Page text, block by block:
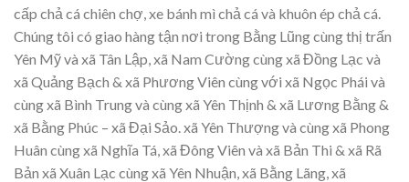
cấp chả cá chiên chợ, xe bánh mì chả cá và khuôn ép chả cá.
Chúng tôi có giao hàng tận nơi trong Bằng Lũng cùng thị trấn
Yên Mỹ và xã Tân Lập, xã Nam Cường cùng xã Đồng Lạc và
xã Quảng Bạch & xã Phương Viên cùng với xã Ngọc Phái và
cùng xã Bình Trung và cùng xã Yên Thịnh & xã Lương Bằng &
xã Bằng Phúc – xã Đại Sảo. xã Yên Thượng và cùng xã Phong
Huân cùng xã Nghĩa Tá, xã Đông Viên và xã Bản Thi & xã Rã
Bản xã Xuân Lạc cùng xã Yên Nhuận, xã Bằng Lãng, xã